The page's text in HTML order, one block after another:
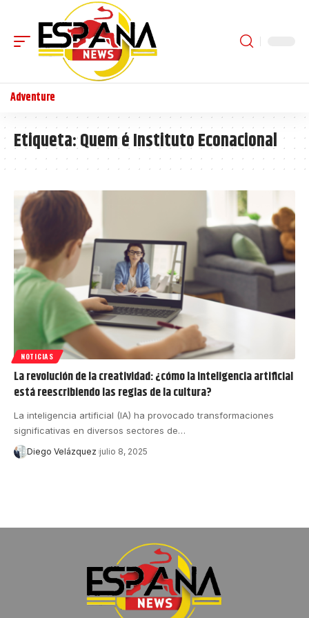
Adventure
Etiqueta:Quem é Instituto Econacional
NOTICIAS
La revolución de la creatividad: ¿cómo la inteligencia artificial
está reescribiendo las reglas de la cultura?
La inteligencia artificial (IA) ha provocado transformaciones
significativas en diversos sectores de…
Diego Velázquez julio 8, 2025